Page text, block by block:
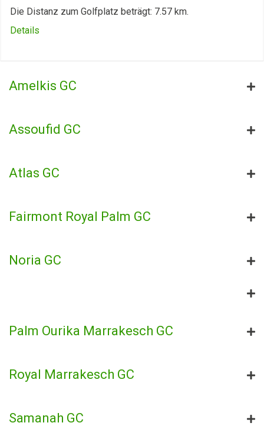
Die Distanz zum Golfplatz beträgt: 7.57 km.
Details
Amelkis GC
Assoufid GC
Atlas GC
Fairmont Royal Palm GC
Noria GC
Palm Ourika Marrakesch GC
Royal Marrakesch GC
Samanah GC